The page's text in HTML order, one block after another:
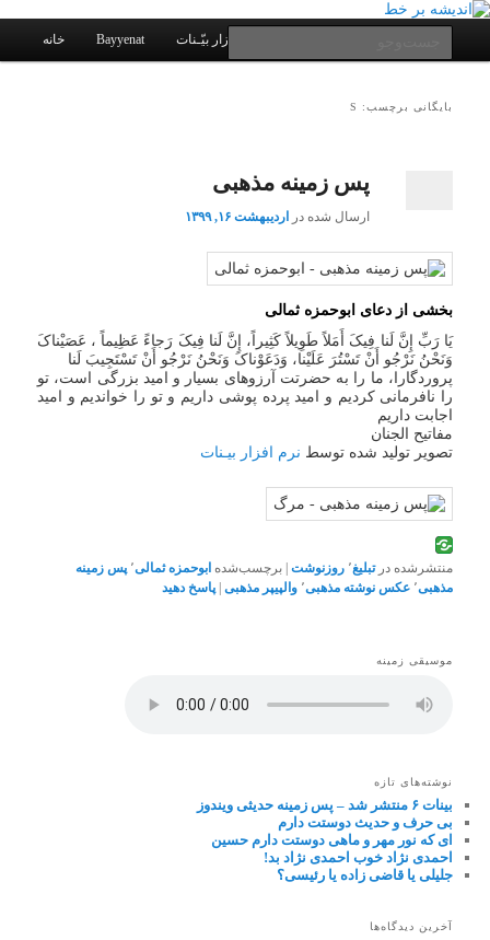
پرش
اصلی
پرش
ثانویه
اندیشه بر خط
یادداشتهای یک معلم در باب زندگی، اخلاق، اخبار، علم و سیاست
فهرست
خانه Bayyenat نرم افزار بیّـنات
بایگانی برچسب: S
پس زمینه مذهبی
ارسال شده در اردیبهشت ۱۶, ۱۳۹۹
بخشی از دعای ابوحمزه ثمالی
یَا رَبِّ إِنَّ لَنا فِیکَ أَمَلاً طَوِیلاً کَثِیراً، إِنَّ لَنا فِیکَ رَجاءً عَظِیماً ، عَصَیْناکَ
وَنَحْنُ نَرْجُو أَنْ تَسْتُرَ عَلَیْنا، وَدَعَوْناکَ وَنَحْنُ نَرْجُو أَنْ تَسْتَجِیبَ لَنا
پروردگارا، ما را به حضرتت آرزوهاى بسیار و امید بزرگی است، تو
را نافرمانی کردیم و امید پرده پوشی داریم و تو را خواندیم و امید
اجابت داریم
مفاتیح الجنان
تصویر تولید شده توسط نرم افزار بیـنات
منتشرشده در تبلیغ٬ روزنوشت |برچسب‌شده ابوحمزه ثمالی٬ پس زمینه
مذهبی٬ عکس نوشته مذهبی٬ والپیپر مذهبی |پاسخ دهید
موسیقی زمینه
نوشته‌های تازه
بینات ۶ منتشر شد – پس زمینه حدیثی ویندوز
بی حرف و حدیث دوستت دارم
ای که نور مهر و ماهی دوستت دارم حسین
احمدی نژاد خوب احمدی نژاد بد!
جلیلی یا قاضی زاده یا رئیسی؟
آخرین دیدگاه‌ها